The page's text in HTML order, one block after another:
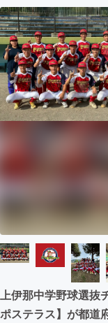
アート
テクノ
映像・
ビジネ
まちづ
CAMPFIRE
CAMPFIRE
上伊那中学野球選抜
ポステラス】が都道